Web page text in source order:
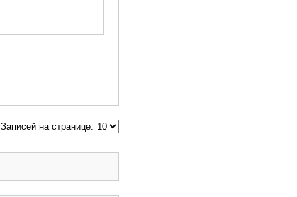
Записей на странице: